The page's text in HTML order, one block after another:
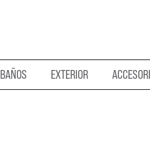
BAÑOS EXTERIOR